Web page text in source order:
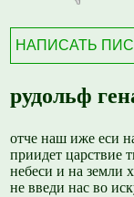
НАПИСАТЬ
рудольф
отче наш иже еси
приидет царствие
небеси и на земли
не введи нас во